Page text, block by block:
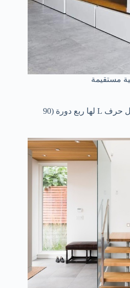
مستقيمة
إن تصميمات السلالم على شكل حرف L لها ربع دورة (90